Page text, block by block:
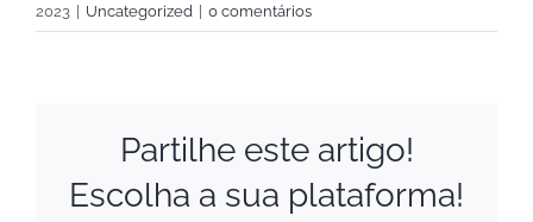
2023
Uncategorized 0 comentários
Partilhe este artigo!
Escolha a sua plataforma!